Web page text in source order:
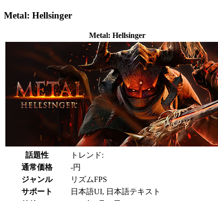
Metal: Hellsinger
Metal: Hellsinger
話題性
トレンド:
通常価格
-円
ジャンル
リズムFPS
サポート
日本語UI, 日本語テキスト